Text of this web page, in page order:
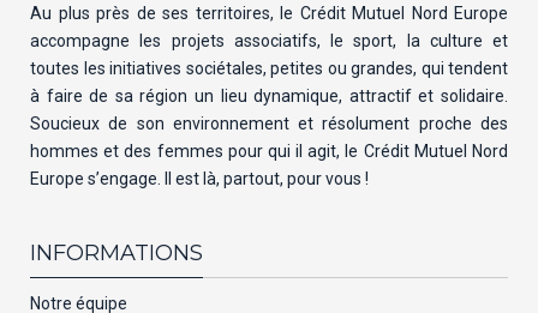
Au plus près de ses territoires, le Crédit Mutuel Nord Europe
accompagne les projets associatifs, le sport, la culture et
toutes les initiatives sociétales, petites ou grandes, qui tendent
à faire de sa région un lieu dynamique, attractif et solidaire.
Soucieux de son environnement et résolument proche des
hommes et des femmes pour qui il agit, le Crédit Mutuel Nord
Europe s’engage. Il est là, partout, pour vous !
INFORMATIONS
Notre équipe